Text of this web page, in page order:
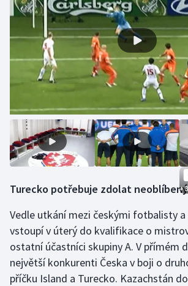
+
Turecko potřebuje zdolat
Vedle utkání mezi českými fotbalisty
vstoupí v úterý do kvalifikace o
ostatní účastníci skupiny A. V přímém
největší konkurenti Česka v boji o
příčku Island a Turecko. Kazachstán